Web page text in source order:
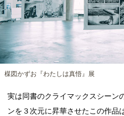
楳図かずお『わたしは真悟』展
実は同書のクライマックスシーン
ンを３次元に昇華させたこの作品